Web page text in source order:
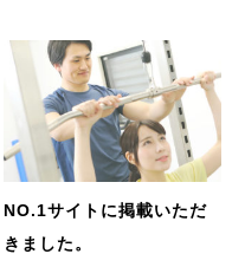
NO.1サイトに掲載いただ
きました。